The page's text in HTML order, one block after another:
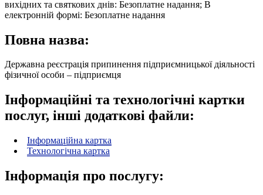
вихідних та святкових днів: Безоплатне надання; В
електронній формі: Безоплатне надання
Повна назва:
Державна реєстрація припинення підприємницької діяльності
фізичної особи – підприємця
Інформаційні та технологічні картки
послуг, інші додаткові файли:
Інформаційна картка
Технологічна картка
Інформація про послугу: